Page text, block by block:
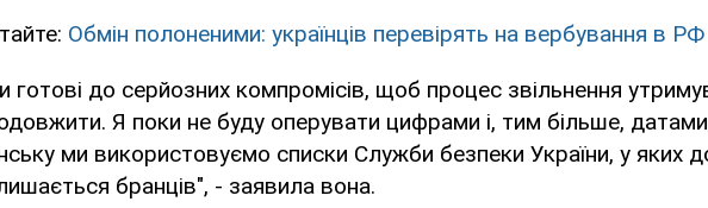
Обмін полоненими: українців перевірять на вербування в РФ
готові до серйозних компромісів, щоб процес звільнення
Я поки не буду оперувати цифрами і, тим більше,
ми використовуємо списки Служби безпеки України, у яких
бранців", - заявила вона.